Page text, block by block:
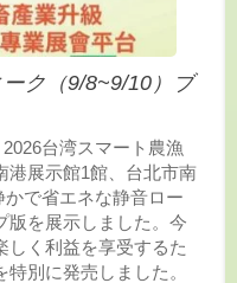
ク（9/8~9/10）ブ
台湾スマート農漁
港展示館1館、台北市南
で省エネな静音ロー
版を展示しました。今
しく利益を享受するた
別に発売しました。